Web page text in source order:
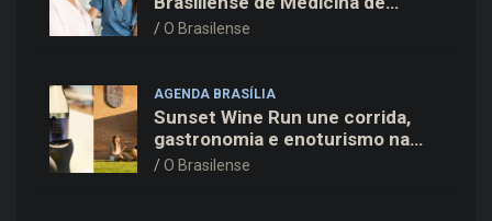
Família e Comunidade na Fiocruz
O Brasilense
AGENDA BRASÍLIA
Sunset Wine Run une corrida,
gastronomia e enoturismo na
Vinícola Brasília
O Brasilense